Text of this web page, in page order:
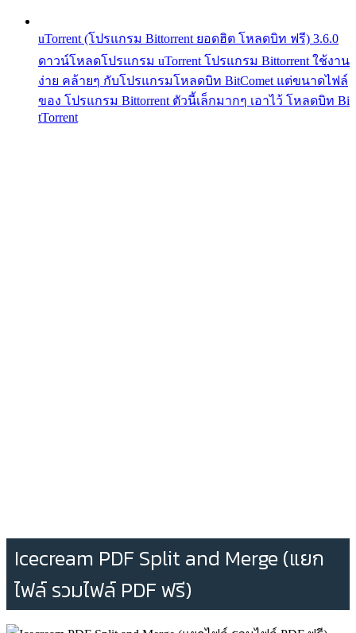
uTorrent (โปรแกรม Bittorrent ยอดฮิต โหลดบิท ฟรี) 3.6.0
ดาวน์โหลดโปรแกรม uTorrent โปรแกรม Bittorrent ใช้งาน
ง่าย คล้ายๆ กับโปรแกรมโหลดบิท BitComet แต่ขนาดไฟล์
ของ โปรแกรม Bittorrent ตัวนี้เล็กมากๆ เอาไว้ โหลดบิท Bi
tTorrent
Icecream PDF Split and Merge (แยก
ไฟล์ รวมไฟล์ PDF ฟรี)